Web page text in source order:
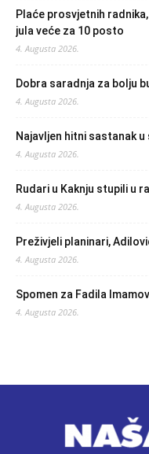
Plaće prosvjetnih
jula veće za 10 posto
4. Augusta 2026.
Dobra saradnja za bolju
4. Augusta 2026.
Najavljen hitni sastanak u
4. Augusta 2026.
Rudari u Kaknju stupili u
4. Augusta 2026.
Preživjeli planinari,
4. Augusta 2026.
Spomen za Fadila
4. Augusta 2026.